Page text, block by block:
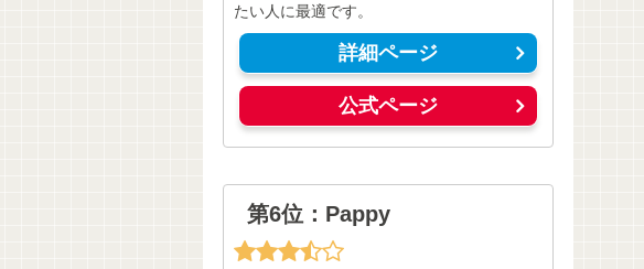
たい人に最適です。
詳細ページ
公式ページ
第6位：Pappy